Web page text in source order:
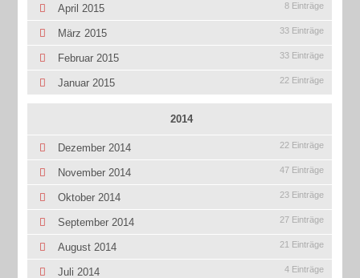
April 2015 8 Einträge
März 2015 33 Einträge
Februar 2015 33 Einträge
Januar 2015 22 Einträge
2014
Dezember 2014 22 Einträge
November 2014 47 Einträge
Oktober 2014 23 Einträge
September 2014 27 Einträge
August 2014 21 Einträge
Juli 2014 4 Einträge